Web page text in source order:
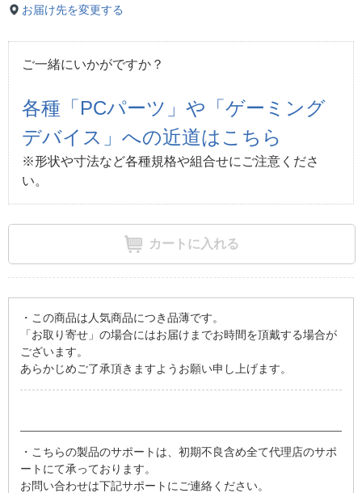
お届け先を変更する
ご一緒にいかがですか？
各種「PCパーツ」や「ゲーミング
デバイス」への近道はこちら
※形状や寸法など各種規格や組合せにご注意くださ
い。
カートに入れる
・この商品は人気商品につき品薄です。
「お取り寄せ」の場合にはお届けまでお時間を頂戴する場合が
ございます。
あらかじめご了承頂きますようお願い申し上げます。
・こちらの製品のサポートは、初期不良含め全て代理店のサポ
ートにて承っております。
お問い合わせは下記サポートにご連絡ください。